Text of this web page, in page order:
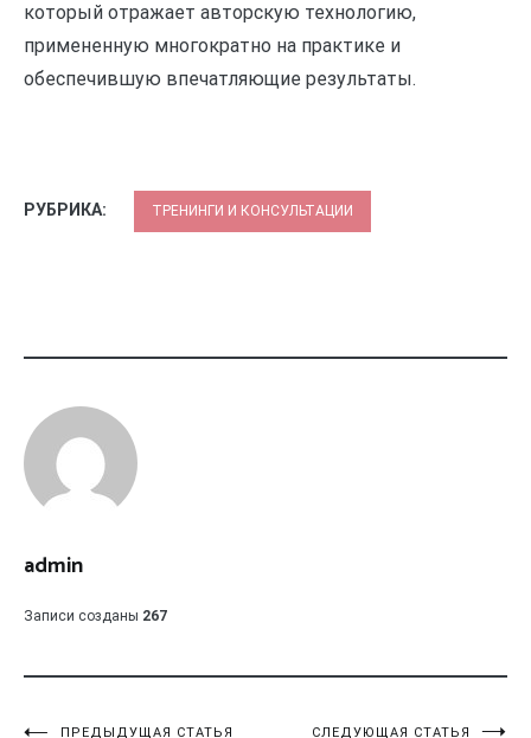
который отражает авторскую технологию,
примененную многократно на практике и
обеспечившую впечатляющие результаты.
РУБРИКА: ТРЕНИНГИ И КОНСУЛЬТАЦИИ
admin
Записи созданы 267
ПРЕДЫДУЩАЯ СТАТЬЯ СЛЕДУЮЩАЯ СТАТЬЯ